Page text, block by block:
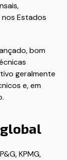
Estados
bom
geralmente
e, em
KPMG,